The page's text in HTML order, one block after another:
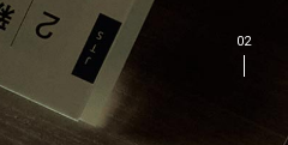
02